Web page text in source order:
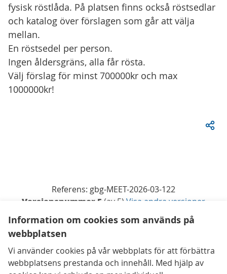
Information om cookies som används på
webbplatsen
Vi använder cookies på vår webbplats för att förbättra
webbplatsens prestanda och innehåll. Med hjälp av
fysisk röstlåda. På platsen finns också röstsedlar
och katalog över förslagen som går att välja
mellan.
En röstsedel per person.
Ingen åldersgräns, alla får rösta.
Välj förslag för minst 700000kr och max
1000000kr!
Referens: gbg-MEET-2026-03-122
Versionsnummer 5 (av 5)
visa andra versioner
Lägg till i kalender
Kontaktuppgifter
Tillgänglighetsredogörelse
Användarvillkor